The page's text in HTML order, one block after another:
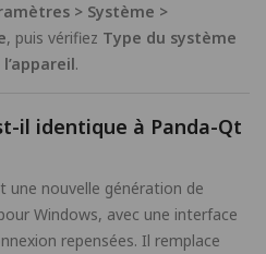
> Système >
, puis vérifiez Type du système
.
il identique à Panda-Qt
une nouvelle génération de
Windows, avec une interface
repensées. Il remplace